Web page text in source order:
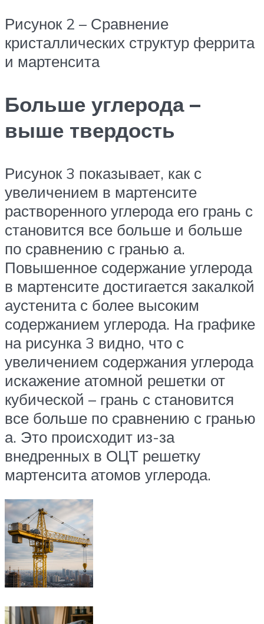
Рисунок 2 – Сравнение
кристаллических структур феррита
и мартенсита
Больше углерода –
выше твердость
Рисунок 3 показывает, как с
увеличением в мартенсите
растворенного углерода его грань с
становится все больше и больше
по сравнению с гранью а.
Повышенное содержание углерода
в мартенсите достигается закалкой
аустенита с более высоким
содержанием углерода. На графике
на рисунка 3 видно, что с
увеличением содержания углерода
искажение атомной решетки от
кубической – грань с становится
все больше по сравнению с гранью
а. Это происходит из-за
внедренных в ОЦТ решетку
мартенсита атомов углерода.